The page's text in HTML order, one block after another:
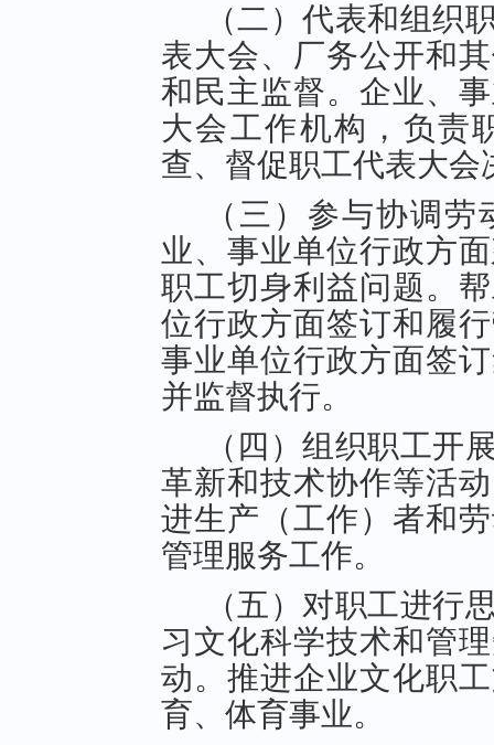
（二）代表和组织
表大会、厂务公开和
和民主监督。企业、
大会工作机构，负责
查、督促职工代表大会
（三）参与协调
业、事业单位行政方
职工切身利益问题。
位行政方面签订和履
事业单位行政方面签
并监督执行。
（四）组织职工开
革新和技术协作等活
进生产（工作）者和
管理服务工作。
（五）对职工进行
习文化科学技术和管
动。推进企业文化职
育、体育事业。